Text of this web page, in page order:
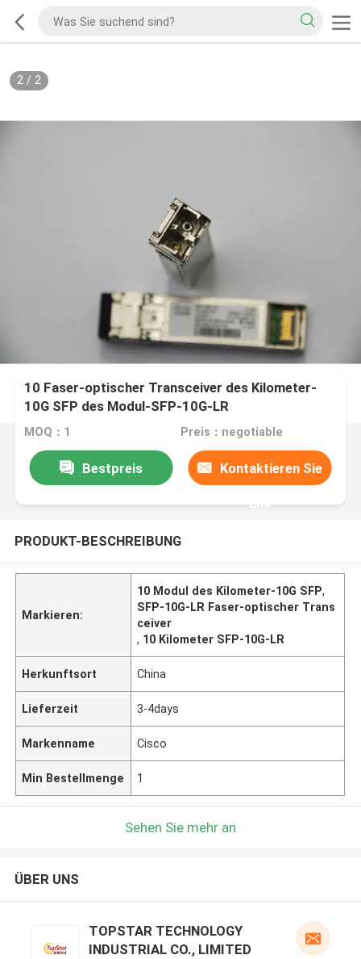
2/ 2
10 Faser-optischer Transceiver des Kilometer-
10G SFP des Modul-SFP-10G-LR
MOQ：1 Preis：negotiable
Bestpreis Kontaktieren Sie
uns
PRODUKT-BESCHREIBUNG
Markieren:
10 Modul des Kilometer-10G SFP,
SFP-10G-LR Faser-optischer Trans
ceiver
, 10 Kilometer SFP-10G-LR
Herkunftsort China
Lieferzeit 3-4days
Markenname Cisco
Min Bestellmenge 1
Sehen Sie mehr an
ÜBER UNS
TOPSTAR TECHNOLOGY
INDUSTRIAL CO., LIMITED